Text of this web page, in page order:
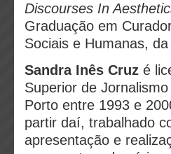
Discourses In
Graduação em
Sociais e Humanas,
Sandra Inês Cruz é
Superior de
Porto entre 1993 e
partir daí, trabalhado
apresentação e